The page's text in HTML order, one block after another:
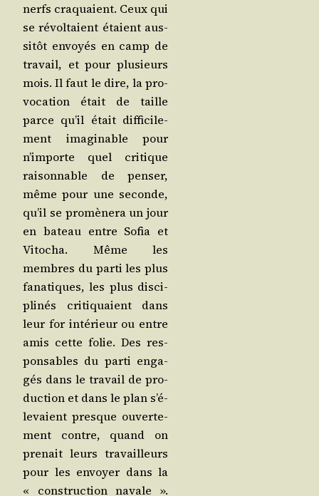
nerfs cra­quaient. Ceux qui
se révol­taient étaient aus­
si­tôt envoyés en camp de
tra­vail, et pour plu­sieurs
mois. Il faut le dire, la pro­
vo­ca­tion était de taille
parce qu’il était dif­fi­ci­le­
ment ima­gi­nable pour
n’im­porte quel cri­tique
rai­son­nable de pen­ser,
même pour une seconde,
qu’il se pro­mè­ne­ra un jour
en bateau entre Sofia et
Vito­cha. Même les
membres du par­ti les plus
fana­tiques, les plus dis­ci­
pli­nés cri­ti­quaient dans
leur for inté­rieur ou entre
amis cette folie. Des res­
pon­sables du par­ti enga­
gés dans le tra­vail de pro­
duc­tion et dans le plan s’é­
le­vaient presque ouver­te­
ment contre, quand on
pre­nait leurs tra­vailleurs
pour les envoyer dans la
« construc­tion navale ».